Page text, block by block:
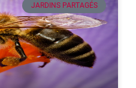
JARDINS PARTAGÉS